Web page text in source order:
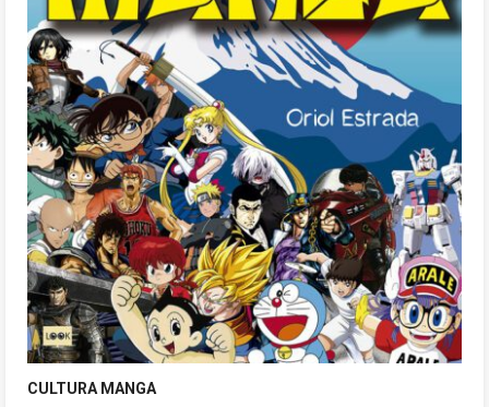
CULTURA MANGA